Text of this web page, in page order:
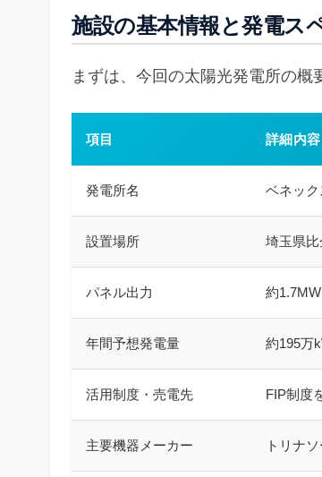
施設の基本情報と発電ス
まずは、今回の太陽光発電所の概
項目 詳細内容
発電所名 ベネッ
設置場所 埼玉県比
パネル出力 約
年間予想発電量 約195万
活用制度・売電先 FIP制度
主要機器メーカー トリナ